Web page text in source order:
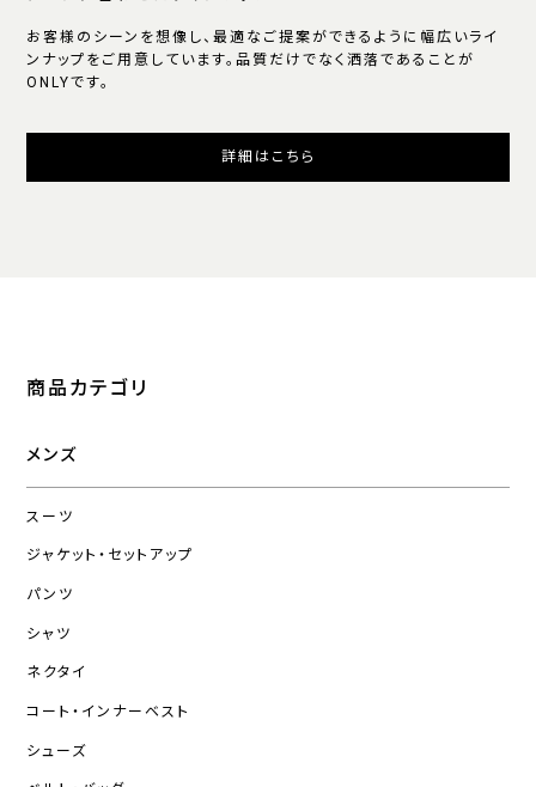
お客様のシーンを想像し、最適なご提案ができるように幅広いライ
ンナップをご用意しています。品質だけでなく洒落であることが
ONLYです。
詳細はこちら
商品カテゴリ
メンズ
スーツ
ジャケット・セットアップ
パンツ
シャツ
ネクタイ
コート・インナーベスト
シューズ